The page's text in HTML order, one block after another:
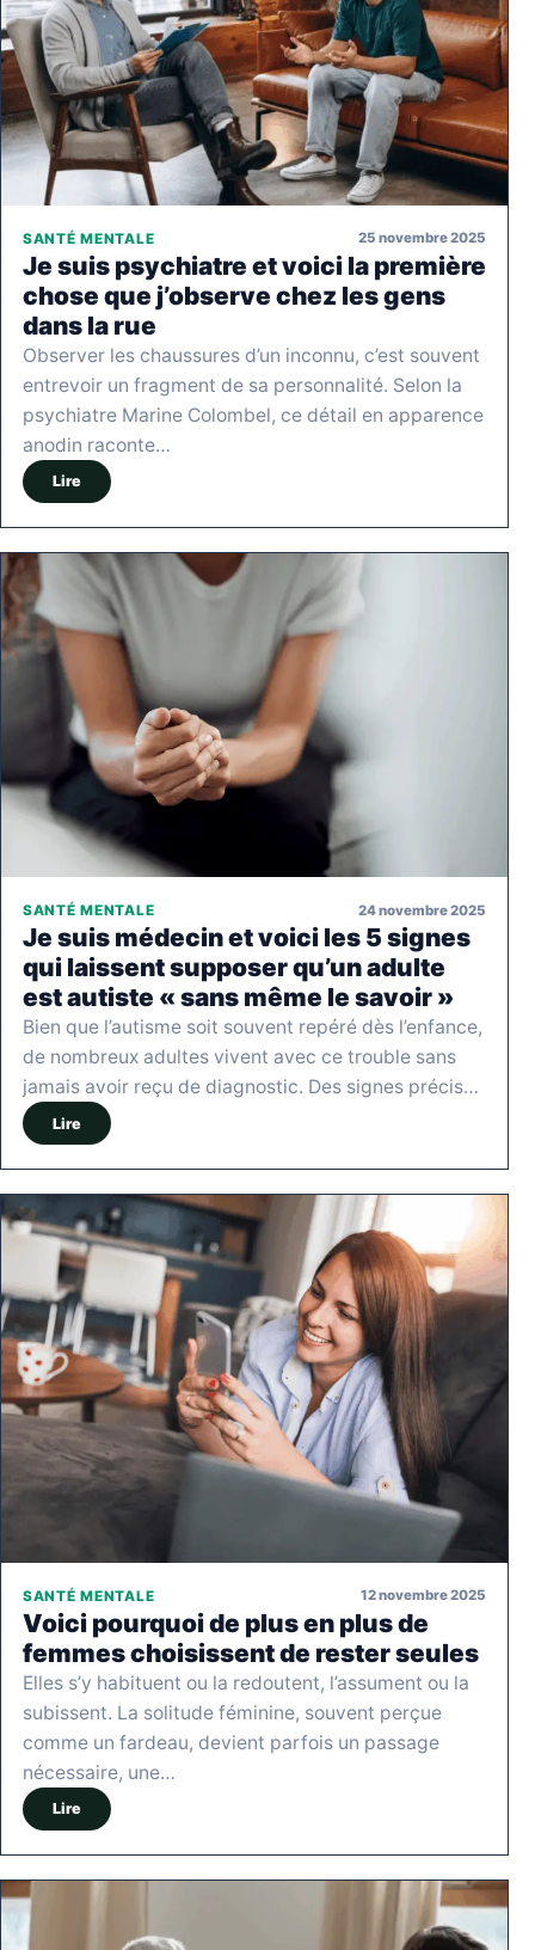
SANTÉ MENTALE 25 novembre 2025
Je suis psychiatre et voici la première
chose que j’observe chez les gens
dans la rue
Observer les chaussures d’un inconnu, c’est souvent
entrevoir un fragment de sa personnalité. Selon la
psychiatre Marine Colombel, ce détail en apparence
anodin raconte…
Lire
SANTÉ MENTALE 24 novembre 2025
Je suis médecin et voici les 5 signes
qui laissent supposer qu’un adulte
est autiste « sans même le savoir »
Bien que l’autisme soit souvent repéré dès l’enfance,
de nombreux adultes vivent avec ce trouble sans
jamais avoir reçu de diagnostic. Des signes précis…
Lire
SANTÉ MENTALE 12 novembre 2025
Voici pourquoi de plus en plus de
femmes choisissent de rester seules
Elles s’y habituent ou la redoutent, l’assument ou la
subissent. La solitude féminine, souvent perçue
comme un fardeau, devient parfois un passage
nécessaire, une…
Lire